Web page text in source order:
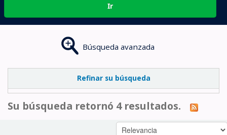
Ir
Búsqueda avanzada
Refinar su búsqueda
Su búsqueda retornó 4 resultados.